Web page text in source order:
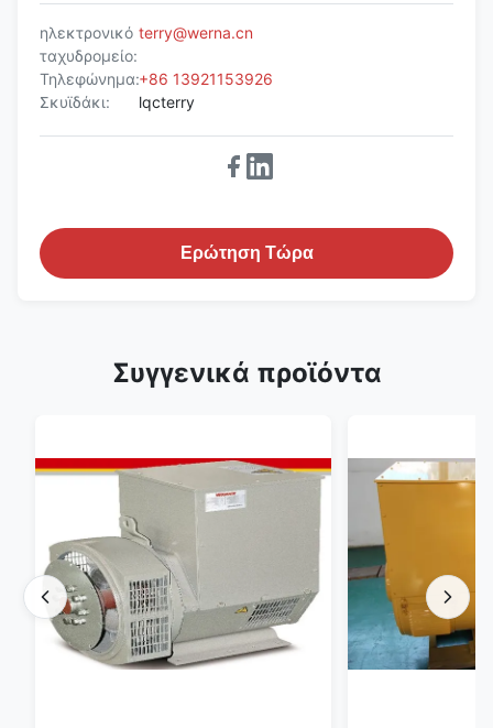
ηλεκτρονικό
ταχυδρομείο:
terry@werna.cn
Τηλεφώνημα:+86 13921153926
Σκυϊδάκι:
lqcterry
Ερώτηση Τώρα
Συγγενικά προϊόντα